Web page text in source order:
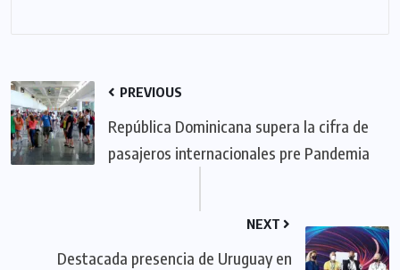
PREVIOUS
República Dominicana supera la cifra de
pasajeros internacionales pre Pandemia
NEXT
Destacada presencia de Uruguay en